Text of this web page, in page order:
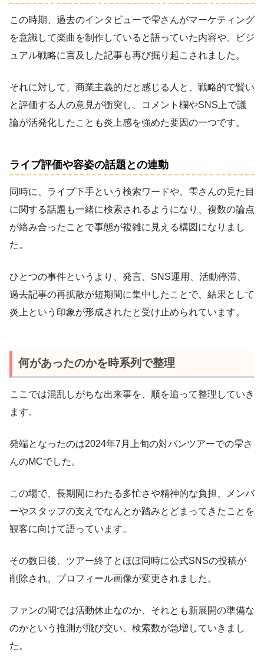
この時期、過去のインタビューで雫さんがマーケティング
を意識して楽曲を制作していると語っていた内容や、ビジ
ュアル戦略に言及した記事も再び掘り起こされました。
それに対して、商業主義的だと感じる人と、戦略的で賢い
と評価する人の意見が衝突し、コメント欄やSNS上で議
論が活発化したことも炎上感を強めた要因の一つです。
ライブ評価や容姿の話題との連動
同時に、ライブ下手という検索ワードや、雫さんの見た目
に関する話題も一緒に検索されるようになり、複数の論点
が絡み合ったことで事態が複雑に見える構図になりまし
た。
ひとつの事件というより、発言、SNS運用、活動停滞、
過去記事の再拡散が短期間に集中したことで、結果として
炎上という印象が形成されたと受け止められています。
何があったのかを時系列で整理
ここでは混乱しがちな出来事を、順を追って整理していき
ます。
発端となったのは2024年7月上旬の対バンツアーでの雫さ
んのMCでした。
この場で、長期間にわたる多忙さや精神的な負担、メンバ
ーやスタッフの支えでなんとか踏みとどまってきたことを
観客に向けて語っています。
その数日後、ツアー終了とほぼ同時に公式SNSの投稿が
削除され、プロフィール画像が変更されました。
ファンの間では活動休止なのか、それとも新展開の準備な
のかという推測が飛び交い、検索数が急増していきまし
た。